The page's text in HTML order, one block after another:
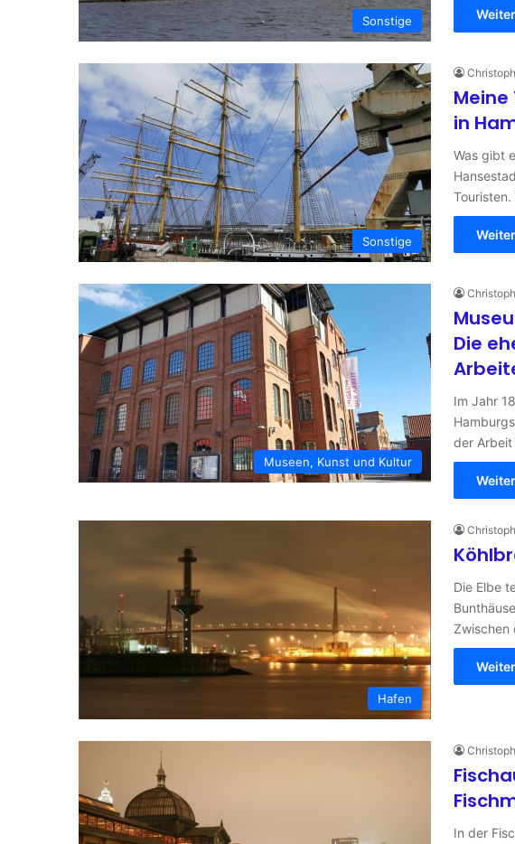
Sonstige
Sonstige
Christoph
Meine
in
Was gibt
Museen, Kunst und Kultur
Christoph
Die
Im Jahr
der Arbeit
Hafen
Christoph
Die Elbe
Zwischen
Christoph
In der